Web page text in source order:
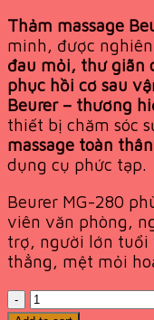
Thảm massage
minh, được
đau mỏi, thư giãn
phục hồi cơ sau
Beurer – thương
thiết bị chăm sóc
massage toàn
dụng cụ phức tạp.
Beurer MG-280
viên văn phòng,
trợ, người lớn tuổi
thẳng, mệt mỏi
Quantity